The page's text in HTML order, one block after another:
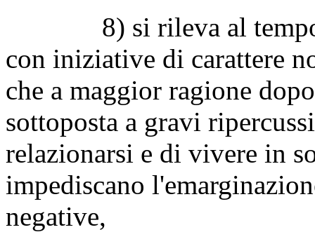
8) si rileva al tempo
con iniziative di carattere
che a maggior ragione
sottoposta a gravi
relazionarsi e di vivere in
impediscano
negative,